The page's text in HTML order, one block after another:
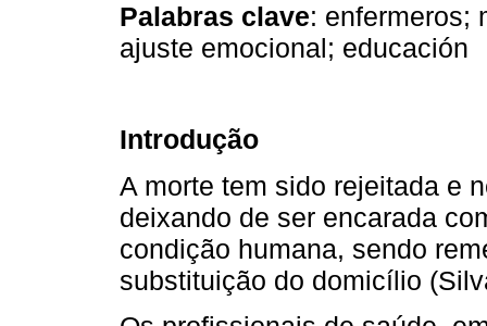
Palabras clave: enfermeros;
ajuste emocional; educación
Introdução
A morte tem sido rejeitada e
deixando de ser encarada
condição humana, sendo
substituição do domicílio